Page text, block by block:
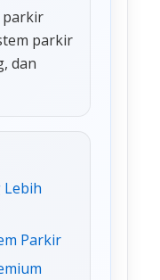
parkir
parkir
dan
Lebih
Parkir